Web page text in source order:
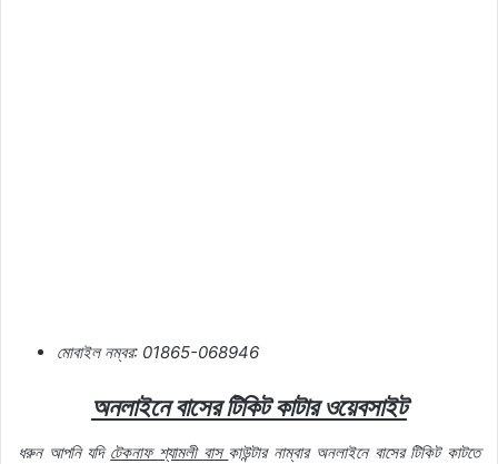
মোবাইল নম্বর: 01865-068946
অনলাইনেবাসেরটিকিটকাটারওয়েবসাইট
ধরুন আপনি যদি টেকনাফ শ্যামলী বাস কাউন্টার নাম্বার অনলাইনে বাসের টিকিট কাটতে